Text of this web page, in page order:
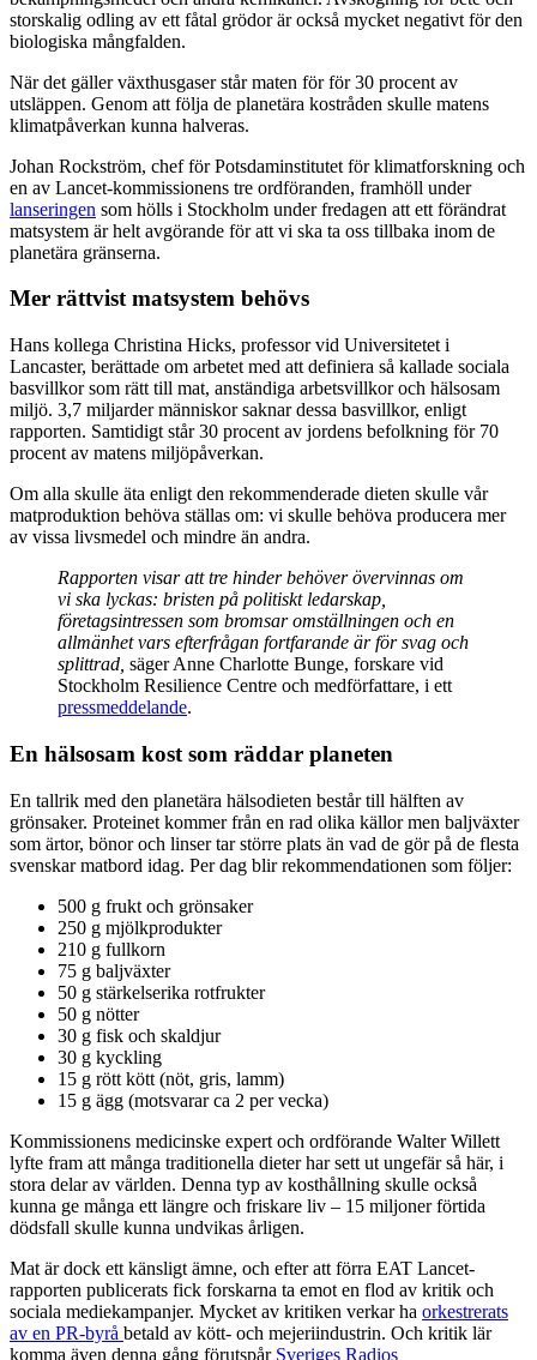
storskalig odling av ett fåtal grödor är också mycket negativt för den
biologiska mångfalden.
När det gäller växthusgaser står maten för för 30 procent av
utsläppen. Genom att följa de planetära kostråden skulle matens
klimatpåverkan kunna halveras.
Johan Rockström, chef för Potsdaminstitutet för klimatforskning och
en av Lancet-kommissionens tre ordföranden, framhöll under
lanseringen som hölls i Stockholm under fredagen att ett förändrat
matsystem är helt avgörande för att vi ska ta oss tillbaka inom de
planetära gränserna.
Mer rättvist matsystem behövs
Hans kollega Christina Hicks, professor vid Universitetet i
Lancaster, berättade om arbetet med att definiera så kallade sociala
basvillkor som rätt till mat, anständiga arbetsvillkor och hälsosam
miljö. 3,7 miljarder människor saknar dessa basvillkor, enligt
rapporten. Samtidigt står 30 procent av jordens befolkning för 70
procent av matens miljöpåverkan.
Om alla skulle äta enligt den rekommenderade dieten skulle vår
matproduktion behöva ställas om: vi skulle behöva producera mer
av vissa livsmedel och mindre än andra.
Rapporten visar att tre hinder behöver övervinnas om
vi ska lyckas: bristen på politiskt ledarskap,
företagsintressen som bromsar omställningen och en
allmänhet vars efterfrågan fortfarande är för svag och
splittrad, säger Anne Charlotte Bunge, forskare vid
Stockholm Resilience Centre och medförfattare, i ett
pressmeddelande.
En hälsosam kost som räddar planeten
En tallrik med den planetära hälsodieten består till hälften av
grönsaker. Proteinet kommer från en rad olika källor men baljväxter
som ärtor, bönor och linsertarstörre plats än vad de gör på de flesta
svenskar matbord idag. Perdag blir rekommendationen som följer:
500 g frukt och grönsaker
250 g mjölkprodukter
210 g fullkorn
75 g baljväxter
50 g stärkelserika rotfrukter
50 g nötter
30 g fisk och skaldjur
30 g kyckling
15 g rött kött (nöt, gris, lamm)
15 g ägg (motsvarar ca 2 per vecka)
Kommissionens medicinske expert och ordförande Walter Willett
lyfte fram att många traditionella dieter har sett ut ungefär så här, i
stora delar av världen. Denna typ av kosthållning skulle också
kunna ge många ett längre och friskare liv – 15 miljoner förtida
dödsfall skulle kunna undvikas årligen.
Mat är dock ett känsligt ämne, och efter att förra EAT Lancet-
rapporten publicerats fick forskarna ta emot en flod av kritik och
sociala mediekampanjer. Mycket av kritiken verkar ha orkestrerats
av en PR-byrå betald av kött- och mejeriindustrin. Och kritik lär
komma även denna gång förutspår Sveriges Radios